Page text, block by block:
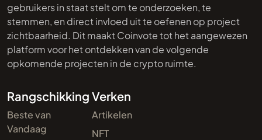
gebruikers in staat stelt om te onderzoeken, te
stemmen, en direct invloed uit te oefenen op project
zichtbaarheid. Dit maakt Coinvote tot het aangewezen
platform voor het ontdekken van de volgende
opkomende projecten in de crypto ruimte.
Rangschikking
Beste van
Vandaag
Verken
Artikelen
NFT